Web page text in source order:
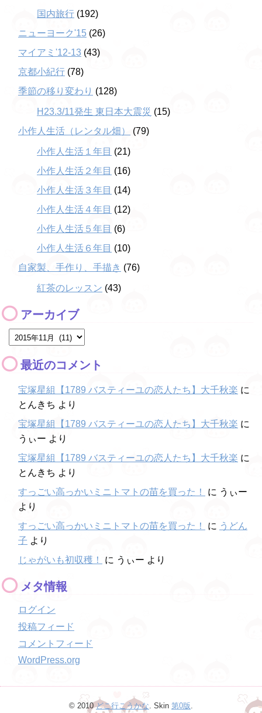
国内旅行 (192)
ニューヨーク'15 (26)
マイアミ'12-13 (43)
京都小紀行 (78)
季節の移り変わり (128)
H23.3/11発生 東日本大震災 (15)
小作人生活（レンタル畑）
(79)
小作人生活１年目 (21)
小作人生活２年目 (16)
小作人生活３年目 (14)
小作人生活４年目 (12)
小作人生活５年目 (6)
小作人生活６年目 (10)
自家製、手作り、手描き (76)
紅茶のレッスン (43)
アーカイブ
最近のコメント
宝塚星組【1789 バスティーユの恋人たち】大千秋楽 に
とんきち より
宝塚星組【1789 バスティーユの恋人たち】大千秋楽 に
うぃー より
宝塚星組【1789 バスティーユの恋人たち】大千秋楽 に
とんきち より
すっごい高っかいミニトマトの苗を買った！
に うぃー
より
すっごい高っかいミニトマトの苗を買った！
に うどん
子 より
じゃがいも初収穫！
に うぃー より
メタ情報
ログイン
投稿フィード
コメントフィード
WordPress.org
© 2010どこ行こうかな . Skin 第0版